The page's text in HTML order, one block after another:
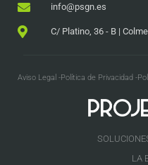
info@psgn.es
C/ Platino, 36 - B |
Aviso Legal -Política de Privacidad -
LA